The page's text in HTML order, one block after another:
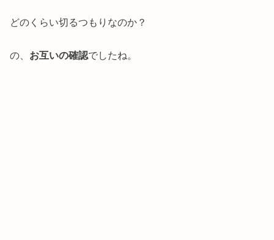
どのくらい切るつもりなのか？
の、 お互いの確認でしたね。